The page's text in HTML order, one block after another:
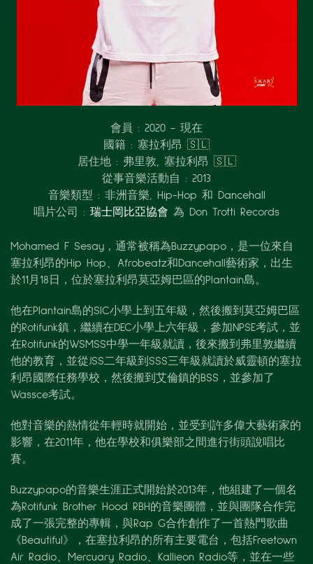
會員 : 2020 - 現在
國籍 : 塞拉利昂 🇸🇱
居住地 : 弗里敦, 塞拉利昂 🇸🇱
從事音樂活動自 : 2013
音樂類型 : 非洲音樂, Hip-Hop 和 Dancehall
唱片公司 : 瑞士岡比亞協會 為 Don Trotti Records
Mohamed F Sesay，通常被稱為Buzzypapo，是一位來自
塞拉利昂的Hip Hop、Afrobeatz和Dancehall藝術家，出生
於11月18日，位於塞拉利昂莫亞姆巴區的Plantain島。
他在Plantain島的SIC小學上到五年級，然後搬到莫亞姆巴區
的Rotifunk鎮，繼續在DEC小學上六年級，參加NPSE考試，並
在Rotifunk的WSMSS中學一年級就讀，後來搬到弗里敦繼續
他的教育，並從JSS二年級到SSS三年級就讀於威靈頓的塞拉
利昂國際任務學校，然後搬到艾倫鎮的BSS，並參加了
Wassce考試。
他對音樂的熱情從年輕時就開始，並受到許多偉大藝術家的
影響，在2011年，他在學校和俱樂部之間進行街頭說唱比
賽。
Buzzypapo的音樂生涯正式開始於2013年，他組建了一個名
為Rotifunk Brother Hood RBH的音樂團體，並與團隊合作完
成了一張完整的專輯，與Rap G合作創作了一首熱門歌曲
《Beautiful》，在塞拉利昂的所有主要電台，包括Freetown
Air Radio、Mercuary Radio、Kallieon Radio等，並在一些